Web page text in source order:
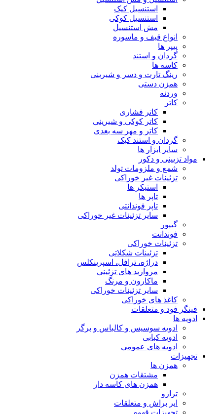
استنسیل کیک
استنسیل کوکی
مش استنسیل
انواع قیف و ماسوره
پیپر ها
گردان و استند
کاسه ها
رینگ تارت و دسر و شیرینی
همزن دستی
وردنه
کاتر
کاتر فشاری
کاتر کوکی و شیرینی
کاتر و مهر سه بعدی
گردان و استند کیک
سایر ابزار ها
مواد تزیینی و دکور
شمع و ملزومات تولد
تزئینات غیر خوراکی
استیکر ها
تاپر ها
تاپر فوندانتی
سایر تزئینات غیر خوراکی
گیپور
فوندانت
تزئینات خوراکی
تزئینات شکلاتی
دراژه، ترافل، اسپرینکلس
مروارید های تزئینی
ماکارون و مرنگ
سایر تزئینات خوراکی
کاغذ های خوراکی
فینگر فود و متعلقات
ادویه ها
ادویه سوسیس و کالباس و برگر
ادویه کبابی
ادویه های عمومی
تجهیزات
همزن ها
مشتقات همزن
همزن های کاسه دار
ترازو
ایر براش و متعلقات